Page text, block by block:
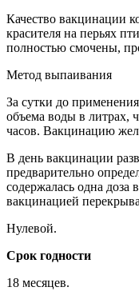
Качество вакцинации
красителя на перьях
полностью смочены,
Метод выпаивания
За сутки до
объема воды в литрах,
часов. Вакцинацию
В день вакцинации
предварительно
содержалась одна
вакцинацией
Нулевой.
Срок годности
18 месяцев.